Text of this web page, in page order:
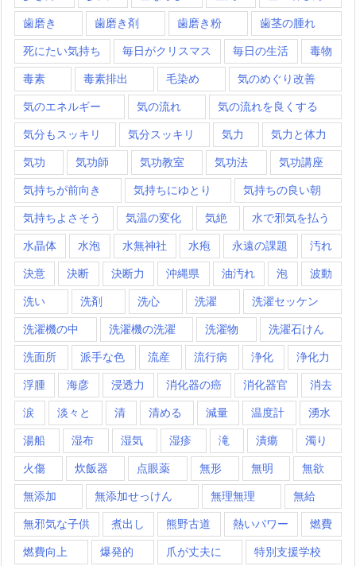
歯磨き 歯磨き剤 歯磨き粉 歯茎の腫れ
死にたい気持ち 毎日がクリスマス 毎日の生活 毒物
毒素 毒素排出 毛染め 気のめぐり改善
気のエネルギー 気の流れ 気の流れを良くする
気分もスッキリ 気分スッキリ 気力 気力と体力
気功 気功師 気功教室 気功法 気功講座
気持ちが前向き 気持ちにゆとり 気持ちの良い朝
気持ちよさそう 気温の変化 気絶 水で邪気を払う
水晶体 水泡 水無神社 水疱 永遠の課題 汚れ
決意 決断 決断力 沖縄県 油汚れ 泡 波動
洗い 洗剤 洗心 洗濯 洗濯セッケン
洗濯機の中 洗濯機の洗濯 洗濯物 洗濯石けん
洗面所 派手な色 流産 流行病 浄化 浄化力
浮腫 海彦 浸透力 消化器の癌 消化器官 消去
涙 淡々と 清 清める 減量 温度計 湧水
湯船 湿布 湿気 湿疹 滝 潰瘍 濁り
火傷 炊飯器 点眼薬 無形 無明 無欲
無添加 無添加せっけん 無理無理 無給
無邪気な子供 煮出し 熊野古道 熱いパワー 燃費
燃費向上 爆発的 爪が丈夫に 特別支援学校